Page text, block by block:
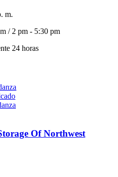
m.
/ 2 pm - 5:30 pm
24 horas
Of Northwest